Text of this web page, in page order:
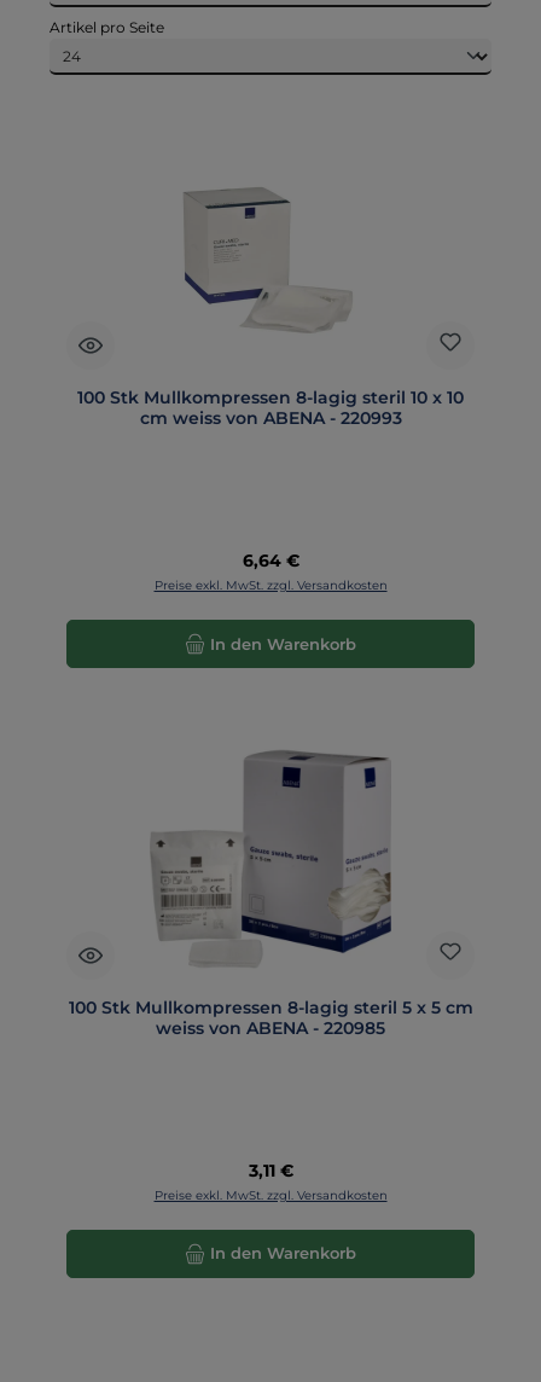
Artikel pro Seite
100 Stk Mullkompressen 8-lagig steril 10 x 10
cm weiss von ABENA - 220993
Regulärer Preis:
6,64 €
Preise exkl. MwSt. zzgl. Versandkosten
In den Warenkorb
100 Stk Mullkompressen 8-lagig steril 5 x 5 cm
weiss von ABENA - 220985
Regulärer Preis:
3,11 €
Preise exkl. MwSt. zzgl. Versandkosten
In den Warenkorb